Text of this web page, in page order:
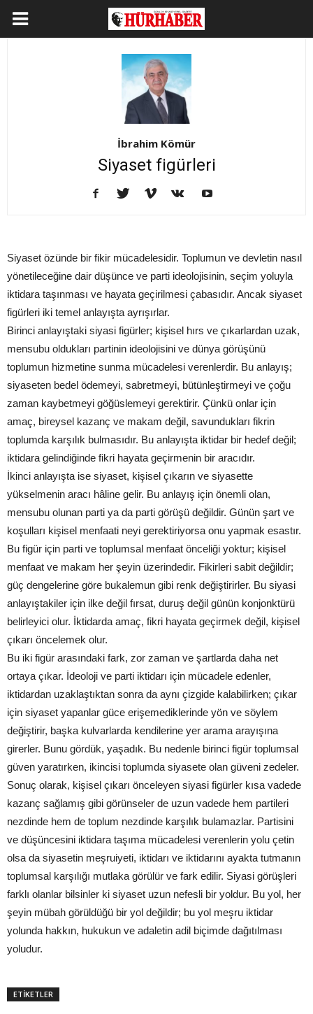
İbrahim Kömür
Siyaset figürleri
Siyaset özünde bir fikir mücadelesidir. Toplumun ve devletin nasıl
yönetileceğine dair düşünce ve parti ideolojisinin, seçim yoluyla
iktidara taşınması ve hayata geçirilmesi çabasıdır. Ancak siyaset
figürleri iki temel anlayışta ayrışırlar.
Birinci anlayıştaki siyasi figürler; kişisel hırs ve çıkarlardan uzak,
mensubu oldukları partinin ideolojisini ve dünya görüşünü
toplumun hizmetine sunma mücadelesi verenlerdir. Bu anlayış;
siyaseten bedel ödemeyi, sabretmeyi, bütünleştirmeyi ve çoğu
zaman kaybetmeyi göğüslemeyi gerektirir. Çünkü onlar için
amaç, bireysel kazanç ve makam değil, savundukları fikrin
toplumda karşılık bulmasıdır. Bu anlayışta iktidar bir hedef değil;
iktidara gelindiğinde fikri hayata geçirmenin bir aracıdır.
İkinci anlayışta ise siyaset, kişisel çıkarın ve siyasette
yükselmenin aracı hâline gelir. Bu anlayış için önemli olan,
mensubu olunan parti ya da parti görüşü değildir. Günün şart ve
koşulları kişisel menfaati neyi gerektiriyorsa onu yapmak esastır.
Bu figür için parti ve toplumsal menfaat önceliği yoktur; kişisel
menfaat ve makam her şeyin üzerindedir. Fikirleri sabit değildir;
güç dengelerine göre bukalemun gibi renk değiştirirler. Bu siyasi
anlayıştakiler için ilke değil fırsat, duruş değil günün konjonktürü
belirleyici olur. İktidarda amaç, fikri hayata geçirmek değil, kişisel
çıkarı öncelemek olur.
Bu iki figür arasındaki fark, zor zaman ve şartlarda daha net
ortaya çıkar. İdeoloji ve parti iktidarı için mücadele edenler,
iktidardan uzaklaştıktan sonra da aynı çizgide kalabilirken; çıkar
için siyaset yapanlar güce erişemediklerinde yön ve söylem
değiştirir, başka kulvarlarda kendilerine yer arama arayışına
girerler. Bunu gördük, yaşadık. Bu nedenle birinci figür toplumsal
güven yaratırken, ikincisi toplumda siyasete olan güveni zedeler.
Sonuç olarak, kişisel çıkarı önceleyen siyasi figürler kısa vadede
kazanç sağlamış gibi görünseler de uzun vadede hem partileri
nezdinde hem de toplum nezdinde karşılık bulamazlar. Partisini
ve düşüncesini iktidara taşıma mücadelesi verenlerin yolu çetin
olsa da siyasetin meşruiyeti, iktidarı ve iktidarını ayakta tutmanın
toplumsal karşılığı mutlaka görülür ve fark edilir. Siyasi görüşleri
farklı olanlar bilsinler ki siyaset uzun nefesli bir yoldur. Bu yol, her
şeyin mübah görüldüğü bir yol değildir; bu yol meşru iktidar
yolunda hakkın, hukukun ve adaletin adil biçimde dağıtılması
yoludur.
ETİKETLER